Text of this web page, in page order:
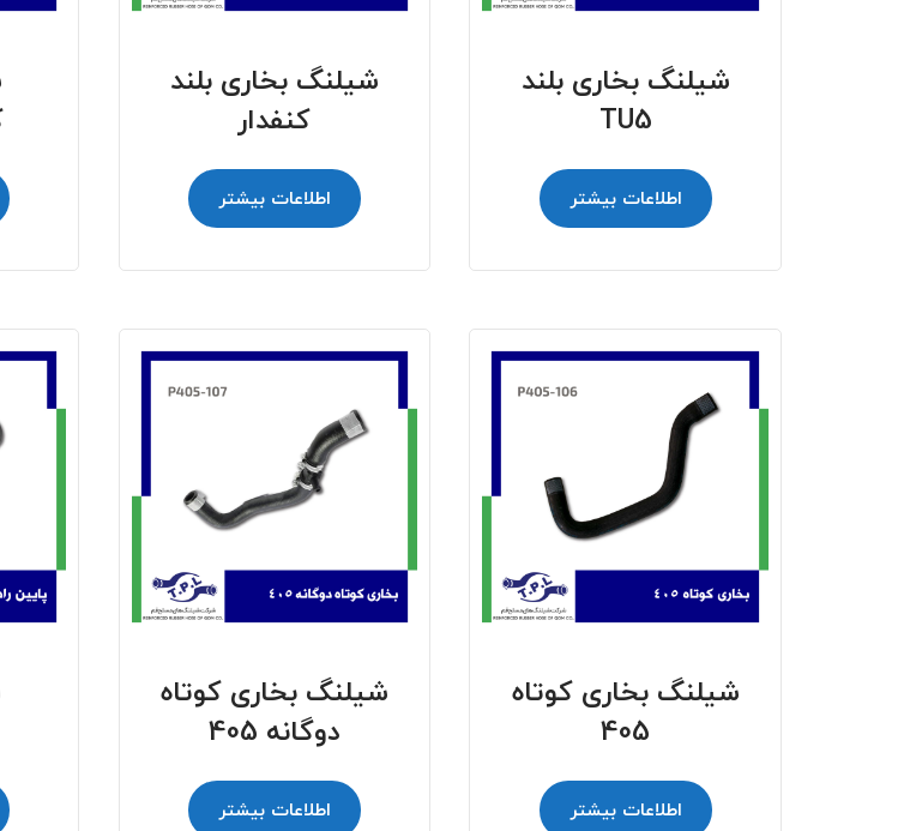
شیلنگ بخاری بلند
TU5
اطلاعات بیشتر
شیلنگ بخاری بلند
کنفدار
اطلاعات بیشتر
شیلنگ بخاری کوتاه
405
اطلاعات بیشتر
شیلنگ بخاری کوتاه
دوگانه 405
اطلاعات بیشتر